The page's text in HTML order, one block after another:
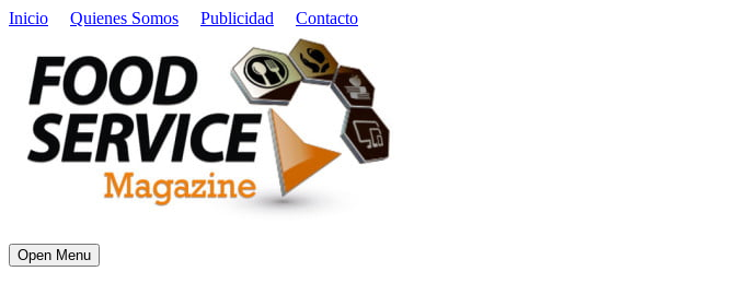
Inicio Quienes Somos Publicidad Contacto
Open Menu